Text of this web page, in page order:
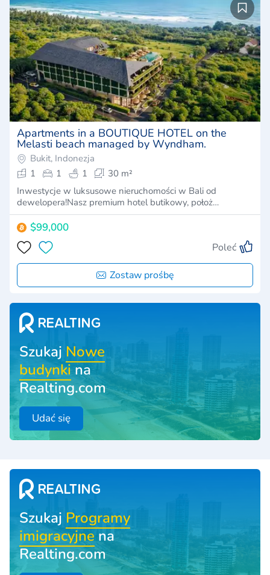
Apartments in a BOUTIQUE HOTEL on the
Melasti beach managed by Wyndham.
Bukit, Indonezja
1
1 1
30 m²
Inwestycje w luksusowe nieruchomości w Bali od
dewelopera!Nasz premium hotel butikowy, położ…
$99,000
Poleć
Zostaw prośbę
Szukaj Nowe
budynkina
Realting.com
Udać się
Szukaj Programy
imigracyjne na
Realting.com